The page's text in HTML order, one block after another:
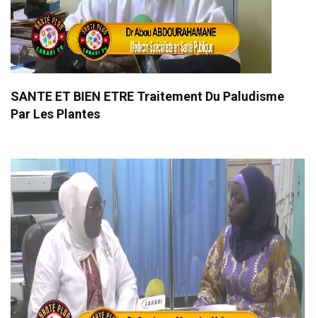
SANTE ET BIEN ETRE Traitement Du Paludisme
Par Les Plantes